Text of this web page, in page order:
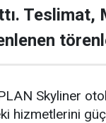
Teslimat,
Skyliner
hizmetlerini